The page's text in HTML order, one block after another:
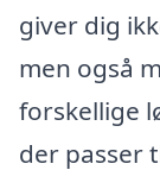
giver dig
men også
forskellige
der passer